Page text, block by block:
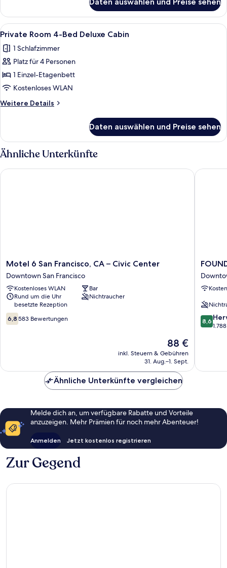
Ferienhütte
Alle
Fotos
für
Private
Room
4-
Bed
Deluxe
anzeigen
Ein Zimmer mit Etagenbetten,
1
Private Room 4-Bed Deluxe Cabin
1 Schlafzimmer
Platz für 4 Personen
1 Einzel-Etagenbett
Kostenloses WLAN
Weitere Details
Weitere
Room
4-
Bed
Deluxe
Cabin
Daten auswählen und Preise sehen
Ähnliche Unterkünfte
Motel
6
San
Francisco,
CA
Civic
Center
Motel 6 San Francisco, CA – Civic Center
Downtown San Francisco
Kostenloses WLAN
Bar
Rund um die Uhr
besetzte Rezeption
Nichtraucher
6.8
von
6,8 583 Bewertungen
Der
Preis
beträgt
88 €
inkl. Steuern & Gebühren
31. Aug.–1. Sept.
Motel 6 San Francisco, CA – Civic Center
FOUND
Hotel
Carlton,
Nob
Hill
San
8.6
von
8,6
FOUND
Ähnliche Unterkünfte vergleichen
Melde dich an, um verfügbare Rabatte und Vorteile
anzuzeigen. Mehr Prämien für noch mehr Abenteuer!
Anmelden Jetzt kostenlos registrieren
Zur Gegend